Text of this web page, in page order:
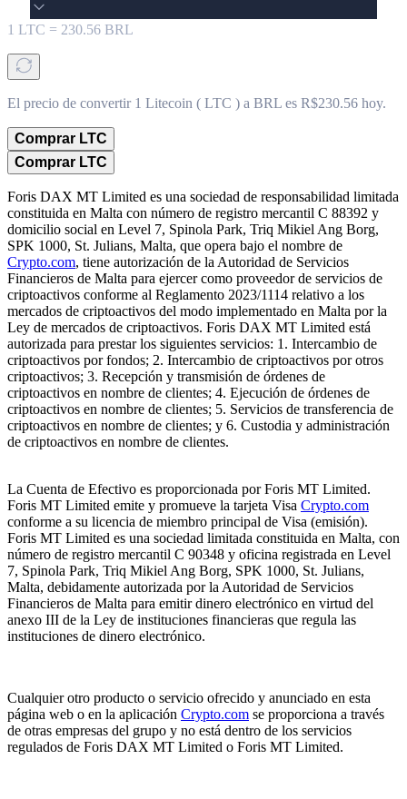
1 LTC = 230.56 BRL
El precio de convertir 1 Litecoin ( LTC ) a BRL es R$230.56 hoy.
Comprar LTC
Comprar LTC
Foris DAX MT Limited es una sociedad de responsabilidad limitada
constituida en Malta con número de registro mercantil C 88392 y
domicilio social en Level 7, Spinola Park, Triq Mikiel Ang Borg,
SPK 1000, St. Julians, Malta, que opera bajo el nombre de
Crypto.com, tiene autorización de la Autoridad de Servicios
Financieros de Malta para ejercer como proveedor de servicios de
criptoactivos conforme al Reglamento 2023/1114 relativo a los
mercados de criptoactivos del modo implementado en Malta por la
Ley de mercados de criptoactivos. Foris DAX MT Limited está
autorizada para prestar los siguientes servicios: 1. Intercambio de
criptoactivos por fondos; 2. Intercambio de criptoactivos por otros
criptoactivos; 3. Recepción y transmisión de órdenes de
criptoactivos en nombre de clientes; 4. Ejecución de órdenes de
criptoactivos en nombre de clientes; 5. Servicios de transferencia de
criptoactivos en nombre de clientes; y 6. Custodia y administración
de criptoactivos en nombre de clientes.
La Cuenta de Efectivo es proporcionada por Foris MT Limited.
Foris MT Limited emite y promueve la tarjeta Visa Crypto.com
conforme a su licencia de miembro principal de Visa (emisión).
Foris MT Limited es una sociedad limitada constituida en Malta, con
número de registro mercantil C 90348 y oficina registrada en Level
7, Spinola Park, Triq Mikiel Ang Borg, SPK 1000, St. Julians,
Malta, debidamente autorizada por la Autoridad de Servicios
Financieros de Malta para emitir dinero electrónico en virtud del
anexo III de la Ley de instituciones financieras que regula las
instituciones de dinero electrónico.
Cualquier otro producto o servicio ofrecido y anunciado en esta
página web o en la aplicación Crypto.com se proporciona a través
de otras empresas del grupo y no está dentro de los servicios
regulados de Foris DAX MT Limited o Foris MT Limited.